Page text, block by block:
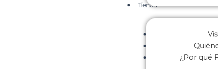
Tienda
¿Por qué